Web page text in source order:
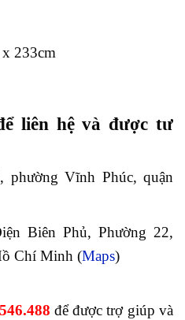
233cm
liên hệ và được tư
phường Vĩnh Phúc, quận
Biên Phủ, Phường 22,
Chí Minh (Maps)
để được trợ giúp và